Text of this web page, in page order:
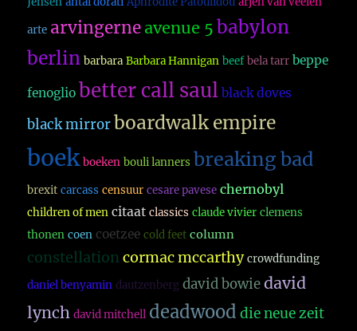
arte arvingerne avenue 5 babylon
berlin barbara Barbara Hannigan beef bela tarr beppe
fenoglio better call saul black doves
black mirror boardwalk empire
boek boeken bouli lanners breaking bad
brexit carcass censuur cesare pavese chernobyl
children of men citaat classics claude vivier clemens
thonen coen coetzee cold feet column
constellation cormac mccarthy crowdfunding
daniel benyamin dautzenberg david bowie david
lynch david mitchell deadwood die neue zeit